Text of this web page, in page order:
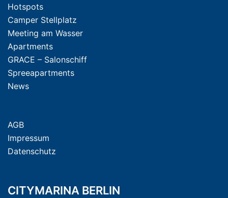
Hotspots
Camper Stellplatz
Meeting am Wasser
Apartments
GRACE – Salonschiff
Spreeapartments
News
AGB
Impressum
Datenschutz
CITYMARINA BERLIN